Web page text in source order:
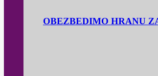
OBEZBEDIMO HRANU